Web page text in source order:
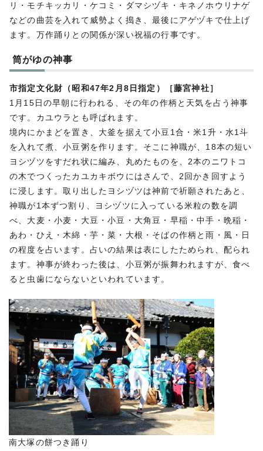
リ・モチキッカリ・ケコミ・ダマシヅキ・キネノホウリナゲ
などの曲芸を入れて威勢よく搗き、最後にアゲヅキで仕上げ
ます。万作踊りとの関係が深い祝福の行事です。
筒がゆの神事
市指定文化財（昭和47年2月8日指定）［藤宮神社］
1月15日の早朝に行われる、その年の作柄と天気を占う神事
です。カユウラとも呼ばれます。
境内にかまどを置き、大釜を据えて小豆1合・米1升・水1斗
を入れて煮、小豆粥を作ります。そこに神職が、18本の短い
ヨシヅツをすだれ状に編み、丸めたものを、2本のニワトコ
の木でつくったカユカキボウにはさんで、2回かき回すよう
に浸します。取り出したヨシヅツは神前で祈願されたあと、
神職が1本ずつ割り、ヨシヅツに入っている米粒の数を調
べ、大麦・小麦・大豆・小豆・大角豆・早稲・中手・晩稲・
あわ・ひえ・木綿・芋・菜・大根・そばの作柄と雨・風・日
の程度を占います。占いの結果は表にしたためられ、配られ
ます。神事が終わった後は、小豆粥が振舞われますが、食べ
ると虫歯にならないといわれています。
南大塚の餅つき踊り